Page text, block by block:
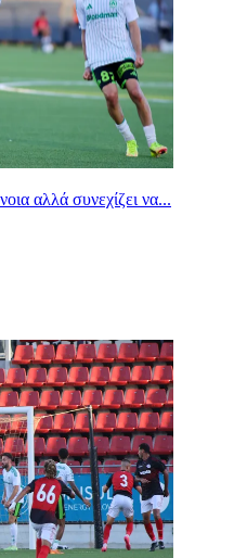
αλλά συνεχίζει να...